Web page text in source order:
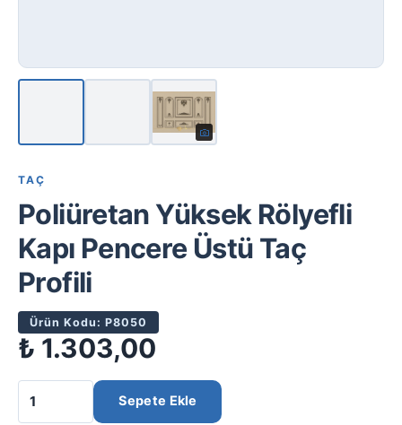
TAÇ
Poliüretan Yüksek Rölyefli
Kapı Pencere Üstü Taç
Profili
Ürün Kodu: P8050
₺ 1.303,00
Sepete Ekle